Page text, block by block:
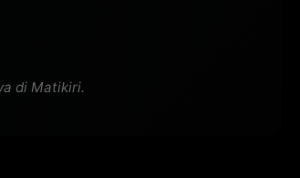
di Matikiri.